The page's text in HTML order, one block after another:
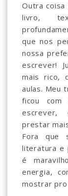
Outra coisa
livro,
que nos
nossa
escrever!
mais rico,
aulas. Meu
ficou com
escrever,
prestar
Fora que
literatura e
é
energia,
mostrar